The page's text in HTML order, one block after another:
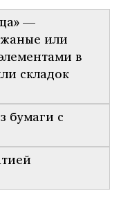
—
или
в
складок
бумаги с